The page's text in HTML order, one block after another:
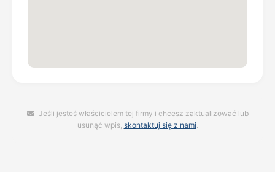
Jeśli jesteś właścicielem tej firmy i chcesz zaktualizować lub
usunąć wpis, skontaktuj się z nami.